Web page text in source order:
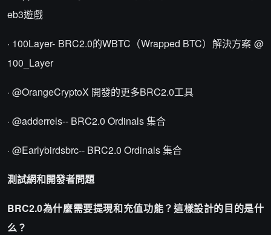
eb3遊戲
· 100Layer- BRC2.0的WBTC（Wrapped BTC）解決方案 @
100_Layer
· @OrangeCryptoX 開發的更多BRC2.0工具
· @adderrels-- BRC2.0 Ordinals 集合
· @Earlybirdsbrc-- BRC2.0 Ordinals 集合
測試網和開發者問題
BRC2.0為什麼需要提現和充值功能？這樣設計的目的是什
么？